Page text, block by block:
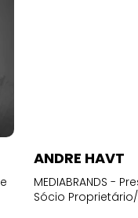
MEDIABRANDS -
Sócio